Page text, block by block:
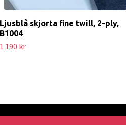
Ljusblå skjorta fine twill, 2-ply,
B1004
1 190 kr